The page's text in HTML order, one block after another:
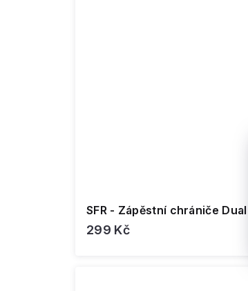
SFR - Zápěstní chrániče
299 Kč